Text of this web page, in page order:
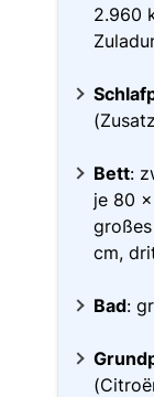
2.960
Bett:
je 80
cm,
Bad: